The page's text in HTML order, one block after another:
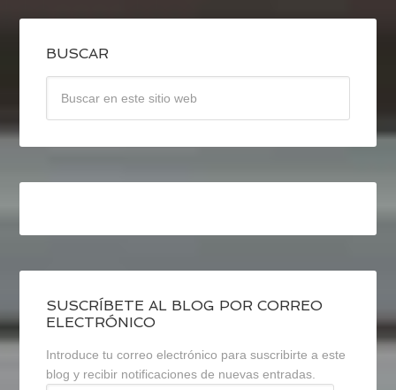
BUSCAR
SUSCRÍBETE AL BLOG POR CORREO
ELECTRÓNICO
Introduce tu correo electrónico para suscribirte a este
blog y recibir notificaciones de nuevas entradas.